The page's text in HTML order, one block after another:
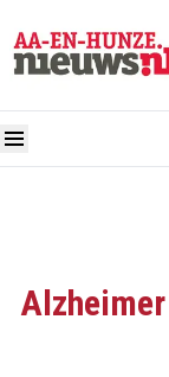
Alzheimer